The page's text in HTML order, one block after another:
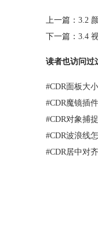
上一篇： 3.2
下一篇： 3.4
读者也访问过
#CDR面板大
#CDR魔镜插
#CDR对象捕
#CDR波浪线
#CDR居中对